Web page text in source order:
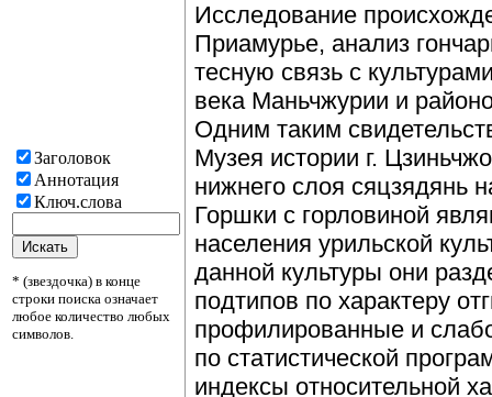
Заголовок
Аннотация
Ключ.слова
* (звездочка) в конце
строки поиска означает
любое количество любых
символов.
Исследование
Приамурье, анализ
тесную связь с
века Маньчжурии и
Одним таким
Музея истории г.
нижнего слоя сяцзядянь
Горшки с горловиной
населения урильской
данной культуры они
подтипов по характеру
профилированные и
по статистической
индексы относительной